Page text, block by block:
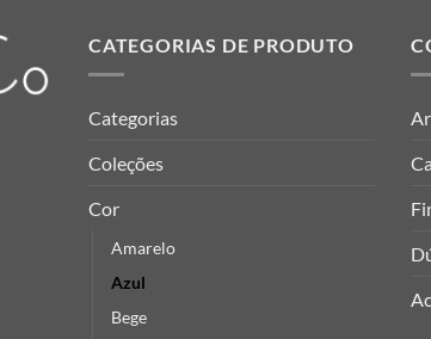
CATEGORIAS DE PRODUTO
Categorias
Coleções
Cor
Amarelo
Azul
Bege